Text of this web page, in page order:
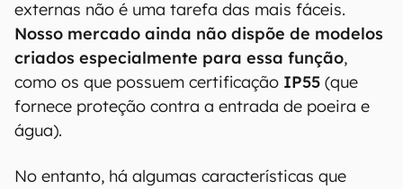
externas não é uma tarefa das mais fáceis.
Nosso mercado ainda não dispõe de modelos
criados especialmente para essa função,
como os que possuem certificação IP55 (que
fornece proteção contra a entrada de poeira e
água).
No entanto, há algumas características que